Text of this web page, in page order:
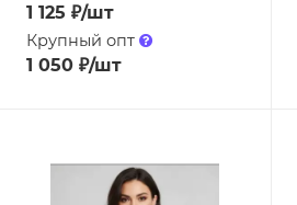
1 125 ₽/шт
Крупный опт
1 050₽/шт